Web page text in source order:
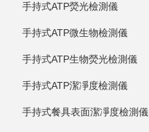
手持式ATP熒光檢測儀
手持式ATP微生物檢測儀
手持式ATP生物熒光檢測儀
手持式ATP潔凈度檢測儀
手持式餐具表面潔凈度檢測儀